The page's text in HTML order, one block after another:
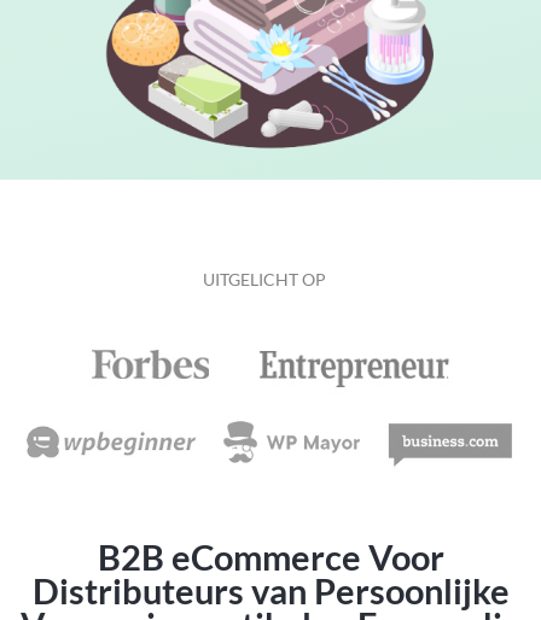
UITGELICHT OP
B2B eCommerce Voor
Distributeurs van Persoonlijke